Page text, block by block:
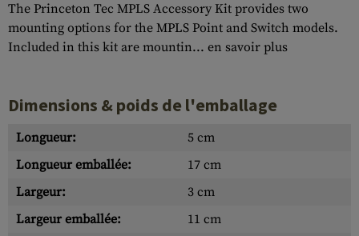
The Princeton Tec MPLS Accessory Kit provides two
mounting options for the MPLS Point and Switch models.
Included in this kit are mountin... en savoir plus
Dimensions & poids de l'emballage
Longueur:
5 cm
Longueur emballée:
17 cm
Largeur:
3 cm
Largeur emballée:
11 cm